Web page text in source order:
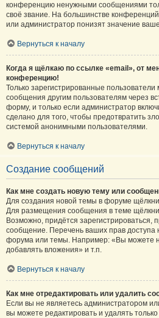
конференцию ненужными сообщениями
своё звание. На большинстве
или администратор понизят значение
Вернуться к началу
Когда я щёлкаю по ссылке «email», от
конференцию!
Только зарегистрированные пользователи
сообщения другим пользователям через
форму, и только если администратор
сделано для того, чтобы предотвратить
системой анонимными пользователями.
Вернуться к началу
Создание сообщений
Как мне создать новую тему или
Для создания новой темы в форуме
Для размещения сообщения в теме
Возможно, придётся зарегистрироваться,
сообщение. Перечень ваших прав доступа
форума или темы. Например: «Вы можете
добавлять вложения» и т.п.
Вернуться к началу
Как мне отредактировать или удалить
Если вы не являетесь администратором
вы можете редактировать и удалять